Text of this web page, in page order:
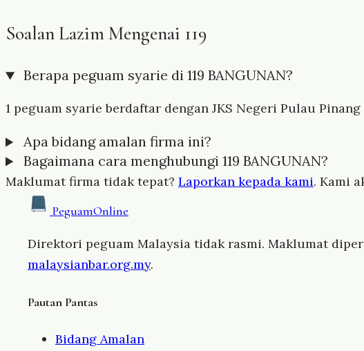
Soalan Lazim Mengenai 119
Berapa peguam syarie di 119 BANGUNAN?
1 peguam syarie berdaftar dengan JKS Negeri Pulau
Apa bidang amalan firma ini?
Bagaimana cara menghubungi 119 BANGUNAN?
Maklumat firma tidak tepat? Laporkan kepada kami. Kami
PeguamOnline
Direktori peguam Malaysia tidak rasmi. Maklumat
malaysianbar.org.my.
Pautan Pantas
Bidang Amalan